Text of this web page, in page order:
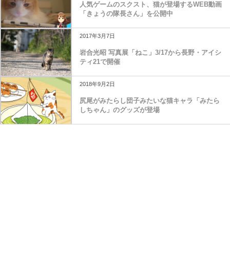
人気ゲームのスクスト、猫が登場するWEB動画
「きょうの隊長さん」を公開中
2017年3月7日
岩合光昭 写真展「ねこ」3/17から長野・アイシ
ティ21で開催
2018年9月2日
尻尾がみたらし団子みたいな猫キャラ「みたら
しちゃん」のグッズが登場